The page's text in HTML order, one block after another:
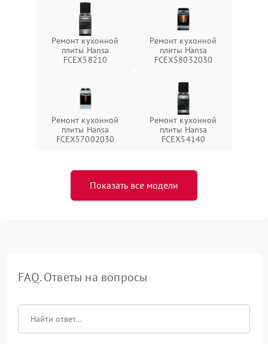
Ремонт кухонной
плиты Hansa
FCEX58210
Ремонт кухонной
плиты Hansa
FCEX58032030
Ремонт кухонной
плиты Hansa
FCEX57002030
Ремонт кухонной
плиты Hansa
FCEX54140
Показать все модели
FAQ. Ответы на вопросы